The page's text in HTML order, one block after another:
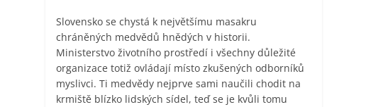
Slovensko se chystá k největšímu masakru
chráněných medvědů hnědých v historii.
Ministerstvo životního prostředí i všechny důležité
organizace totiž ovládají místo zkušených odborníků
myslivci. Ti medvědy nejprve sami naučili chodit na
krmiště blízko lidských sídel, teď se je kvůli tomu